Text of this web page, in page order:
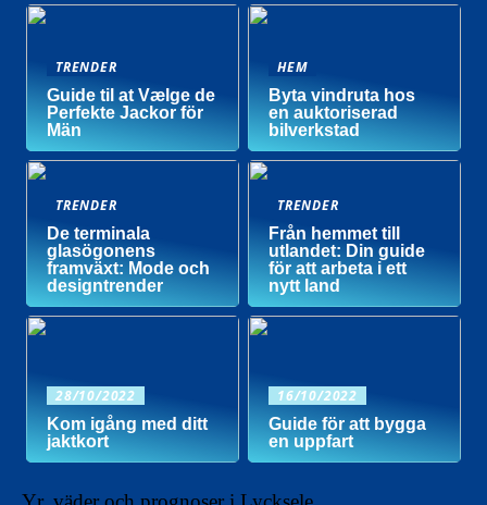
TRENDER
Guide til at Vælge de
Perfekte Jackor för
Män
HEM
Byta vindruta hos
en auktoriserad
bilverkstad
TRENDER
De terminala
glasögonens
framväxt: Mode och
designtrender
TRENDER
Från hemmet till
utlandet: Din guide
för att arbeta i ett
nytt land
28/10/2022
Kom igång med ditt
jaktkort
16/10/2022
Guide för att bygga
en uppfart